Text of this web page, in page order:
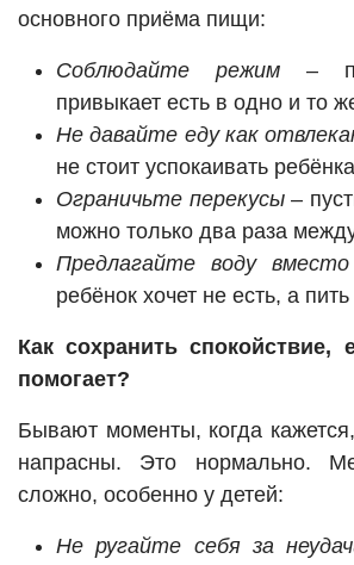
основного приёма пищи:
Соблюдайте режим –
привыкает есть в одно и то
Не давайте еду как
не стоит успокаивать
Ограничьте перекусы–
можно только два раза
Предлагайте воду
ребёнок хочет не есть, а пить
Как сохранить спокойствие,
помогает?
Бывают моменты, когда
напрасны. Это нормально.
сложно, особенно у детей:
Не ругайте себя за